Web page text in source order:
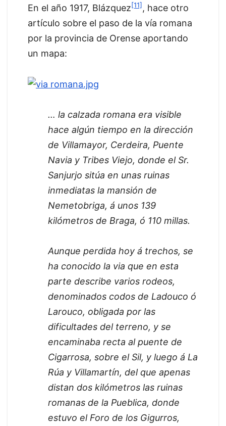
En el año 1917, Blázquez[11] , hace otro
artículo sobre el paso de la vía romana
por la provincia de Orense aportando
un mapa:
… la calzada romana era visible
hace algún tiempo en la dirección
de Villamayor, Cerdeira, Puente
Navia y Tribes Viejo, donde el Sr.
Sanjurjo sitúa en unas ruinas
inmediatas la mansión de
Nemetobriga, á unos 139
kilómetros de Braga, ó 110 millas.
Aunque perdida hoy á trechos, se
ha conocido la via que en esta
parte describe varios rodeos,
denominados codos de Ladouco ó
Larouco, obligada por las
dificultades del terreno, y se
encaminaba recta al puente de
Cigarrosa, sobre el Sil, y luego á La
Rúa y Villamartín, del que apenas
distan dos kilómetros las ruinas
romanas de la Pueblica, donde
estuvo el Foro de los Gigurros,